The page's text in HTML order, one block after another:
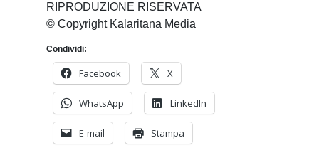
RIPRODUZIONE RISERVATA
© Copyright Kalaritana Media
Condividi:
Facebook X
WhatsApp LinkedIn
E-mail Stampa